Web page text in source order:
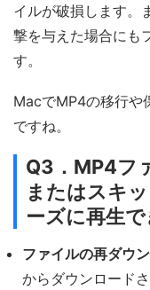
イルが破損します。
撃を与えた場合にも
す。
MacでMP4の移行や
ですね。
Q3．MP4フ
またはスキ
ーズに再生
ファイルの再ダウ
からダウンロード